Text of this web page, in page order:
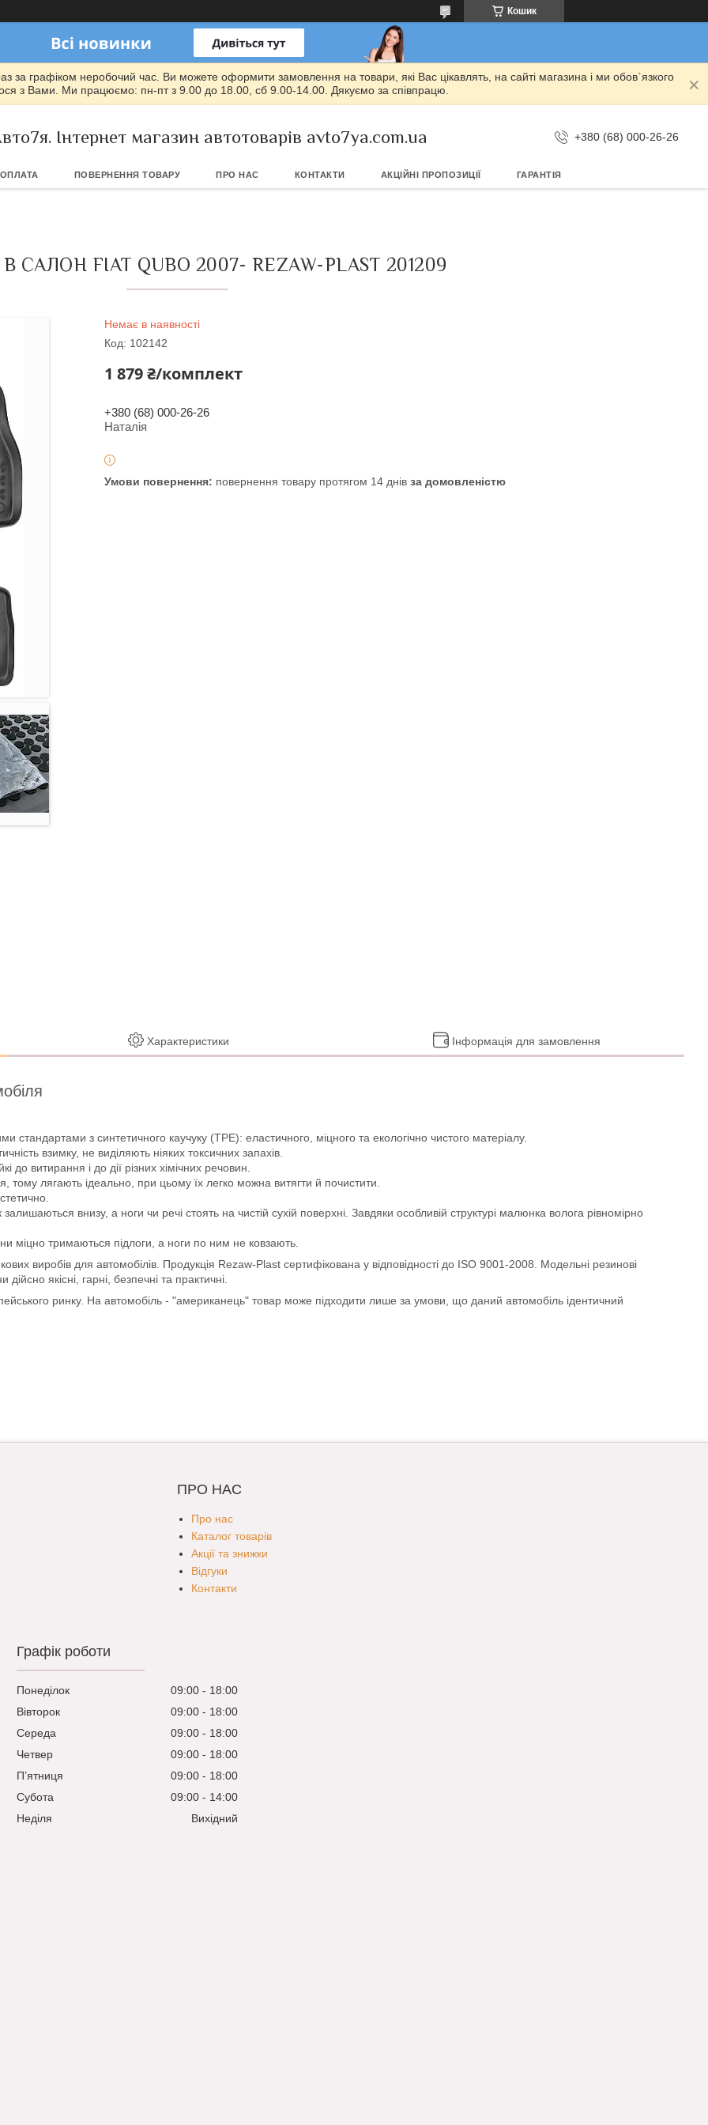
Кошик
за графіком неробочий час. Ви можете оформити замовлення на товари, які Вас цікавлять, на сайті магазина і ми обов`язкого
з Вами. Ми працюємо: пн-пт з 9.00 до 18.00, сб 9.00-14.00. Дякуємо за співпрацю.
Інтернет магазин автотоварів avto7ya.com.ua +380 (68) 000-26-26
ПОВЕРНЕННЯ ТОВАРУ ПРО НАС КОНТАКТИ АКЦІЙНІ ПРОПОЗИЦІЇ ГАРАНТІЯ
FIAT QUBO 2007- REZAW-PLAST 201209
Немає в наявності
Код: 102142
1 879 ₴/комплект
+380 (68) 000-26-26
Наталія
повернення товару протягом 14 днів за домовленістю
Характеристики Інформація для замовлення
стандартами з синтетичного каучуку (ТРЕ): еластичного, міцного та екологічно чистого матеріалу.
взимку, не виділяють ніяких токсичних запахів.
до витирання і до дії різних хімічних речовин.
тому лягають ідеально, при цьому їх легко можна витягти й почистити.
внизу, а ноги чи речі стоять на чистій сухій поверхні. Завдяки особливій структурі малюнка волога рівномірно
міцно тримаються підлоги, а ноги по ним не ковзають.
виробів для автомобілів. Продукція Rezaw-Plast сертифікована у відповідності до ISO 9001-2008. Модельні резинові
якісні, гарні, безпечні та практичні.
ринку. На автомобіль - "американець" товар може підходити лише за умови, що даний автомобіль ідентичний
ПРО НАС
Про нас
Каталог товарів
Акції та знижки
Відгуки
Контакти
Графік роботи
Понеділок 09:00
18:00
Вівторок
09:00
18:00
Середа
09:00
18:00
Четвер
09:00
18:00
Пʼятниця
09:00
18:00
Субота
09:00
14:00
Неділя
Вихідний